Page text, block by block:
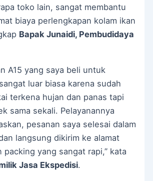
toko lain, sangat membantu
biaya perlengkapan kolam ikan
Bapak Junaidi, Pembudidaya
A15 yang saya beli untuk
luar biasa karena sudah
terkena hujan dan panas tapi
sama sekali. Pelayanannya
pesanan saya selesai dalam
langsung dikirim ke alamat
packing yang sangat rapi,” kata
Jasa Ekspedisi.